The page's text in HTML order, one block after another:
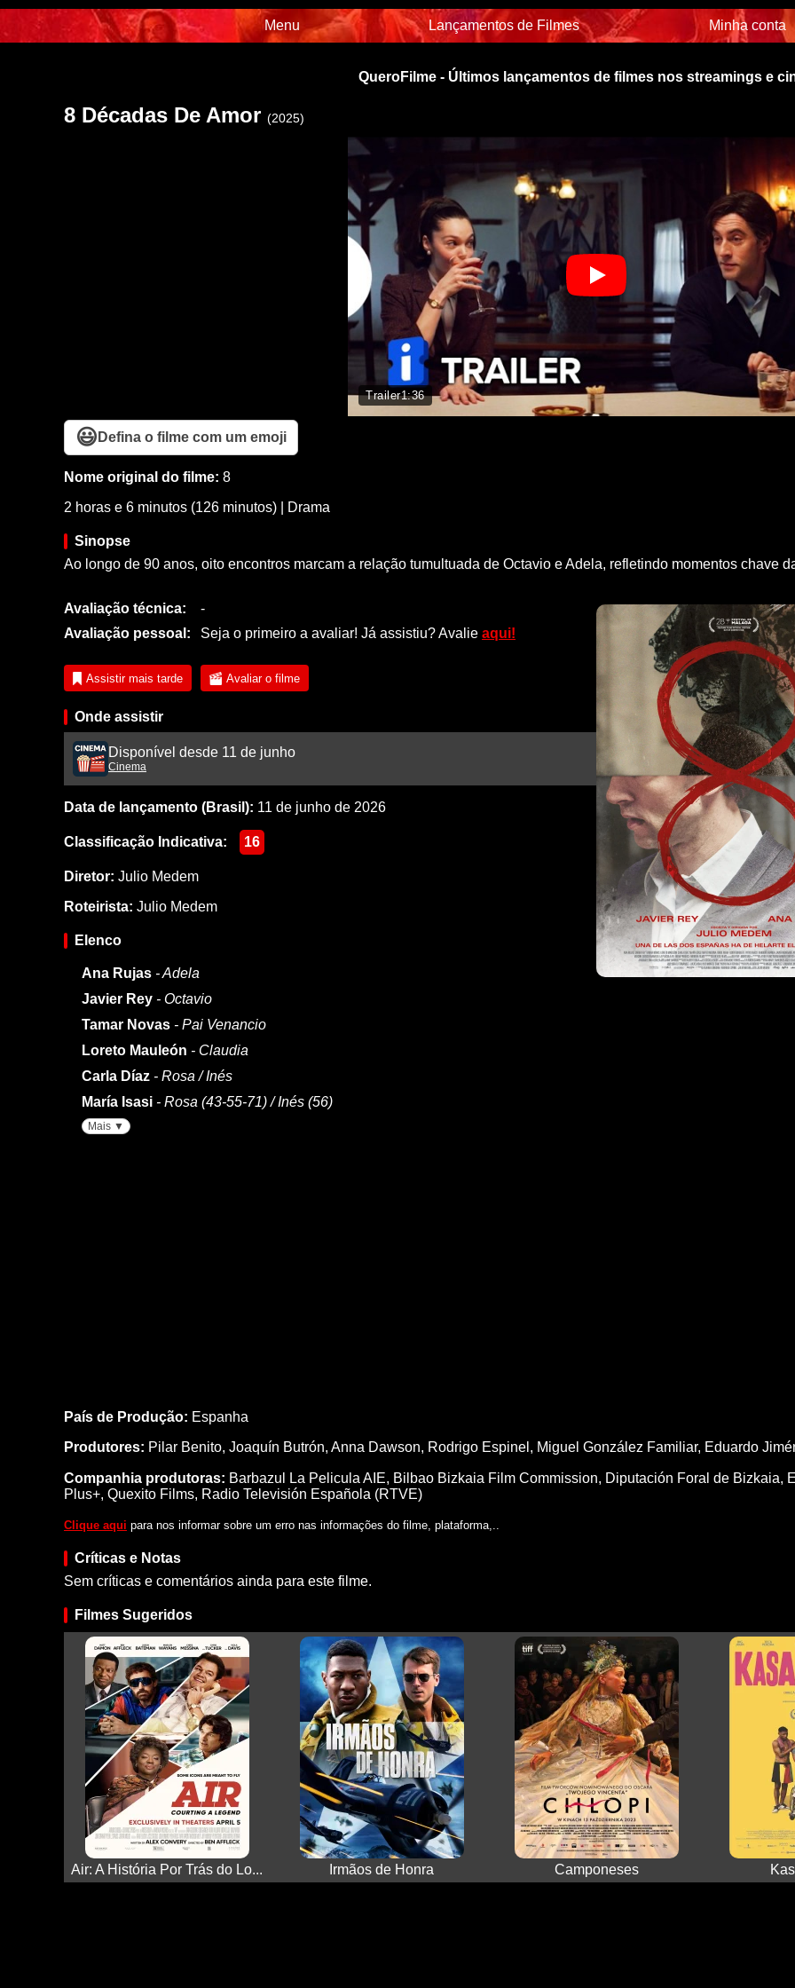
Menu Lançamentos de Filmes Minha conta
QueroFilme - Últimos lançamentos de filmes nos streamings e
8 Décadas De Amor (2025)
Trailer1:36
😃 Defina o filme com um emoji
Nome original do filme: 8
2 horas e 6 minutos (126 minutos)
Drama
Sinopse
Ao longo de 90 anos, oito encontros marcam a relação tumultuada de Octavio e Adela, refletindo momentos chave
Avaliação técnica:
-
Avaliação pessoal:
Seja o primeiro a avaliar! Já assistiu? Avalie aqui!
Assistir mais tarde Avaliar o filme
Onde assistir
Disponível desde 11 de junho
Cinema
Data de lançamento (Brasil): 11 de junho de 2026
Classificação Indicativa: 16
Diretor: Julio Medem
Roteirista: Julio Medem
Elenco
Ana Rujas - Adela
Javier Rey - Octavio
Tamar Novas - Pai Venancio
Loreto Mauleón - Claudia
Carla Díaz - Rosa / Inés
María Isasi - Rosa (43-55-71) / Inés (56)
Mais ▼
País de Produção: Espanha
Produtores: Pilar Benito, Joaquín Butrón, Anna Dawson, Rodrigo Espinel, Miguel González Familiar, Eduardo
Companhia produtoras: Barbazul La Pelicula AIE, Bilbao Bizkaia Film Commission, Diputación Foral de Bizkaia,
Plus+, Quexito Films, Radio Televisión Española (RTVE)
Clique aqui para nos informar sobre um erro nas informações do filme, plataforma,..
Críticas e Notas
Sem críticas e comentários ainda para este filme.
Filmes Sugeridos
Air: A História Por Trás do Lo... Irmãos de Honra Camponeses